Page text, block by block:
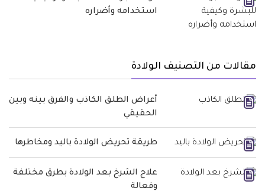
استخدامه وأضراره
مقالات من التصنيف الولادة
أعراض الطلق الكاذب والفرق بينه وبين
الحقيقي
طريقة تحريض الولادة باليد ومخاطرها
علاج الشرخ بعد الولادة بطرق مختلفة
وفعالة